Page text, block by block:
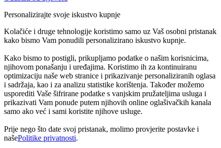
Personalizirajte svoje iskustvo kupnje
Kolačiće i druge tehnologije koristimo samo uz Vaš osobni pristanak
kako bismo Vam ponudili personalizirano iskustvo kupnje.
Kako bismo to postigli, prikupljamo podatke o našim korisnicima,
njihovom ponašanju i uređajima. Koristimo ih za kontinuiranu
optimizaciju naše web stranice i prikazivanje personaliziranih oglasa
i sadržaja, kao i za analizu statistike korištenja. Također možemo
usporediti Vaše šifrirane podatke s vanjskim pružateljima usluga i
prikazivati Vam ponude putem njihovih online oglašivačkih kanala
samo ako već i sami koristite njihove usluge.
Prije nego što date svoj pristanak, molimo provjerite postavke i
našePolitike privatnosti.